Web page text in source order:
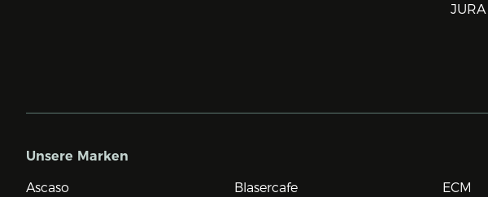
Unsere Marken
Ascaso Blasercafe ECM